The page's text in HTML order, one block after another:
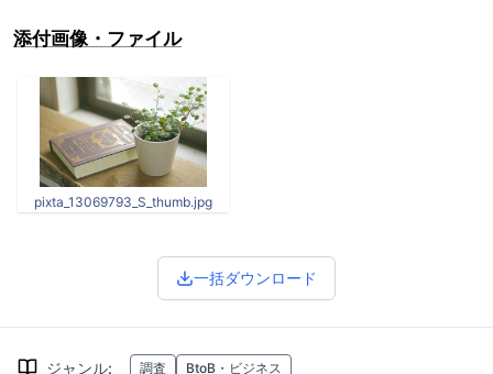
添付画像・ファイル
pixta_13069793_S_thumb.jpg
一括ダウンロード
ジャンル: 調査 BtoB・ビジネス